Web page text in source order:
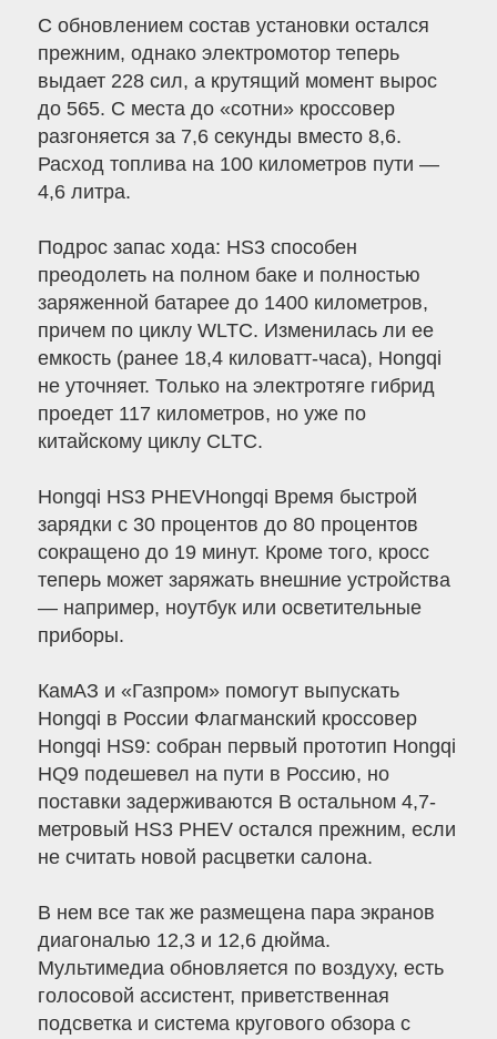
С обновлением состав установки остался
прежним, однако электромотор теперь
выдает 228 сил, а крутящий момент вырос
до 565. С места до «сотни» кроссовер
разгоняется за 7,6 секунды вместо 8,6.
Расход топлива на 100 километров пути —
4,6 литра.
Подрос запас хода: HS3 способен
преодолеть на полном баке и полностью
заряженной батарее до 1400 километров,
причем по циклу WLTC. Изменилась ли ее
емкость (ранее 18,4 киловатт-часа), Hongqi
не уточняет. Только на электротяге гибрид
проедет 117 километров, но уже по
китайскому циклу CLTC.
Hongqi HS3 PHEVHongqi Время быстрой
зарядки с 30 процентов до 80 процентов
сокращено до 19 минут. Кроме того, кросс
теперь может заряжать внешние устройства
— например, ноутбук или осветительные
приборы.
КамАЗ и «Газпром» помогут выпускать
Hongqi в России Флагманский кроссовер
Hongqi HS9: собран первый прототип Hongqi
HQ9 подешевел на пути в Россию, но
поставки задерживаются В остальном 4,7-
метровый HS3 PHEV остался прежним, если
не считать новой расцветки салона.
В нем все так же размещена пара экранов
диагональю 12,3 и 12,6 дюйма.
Мультимедиа обновляется по воздуху, есть
голосовой ассистент, приветственная
подсветка и система кругового обзора с